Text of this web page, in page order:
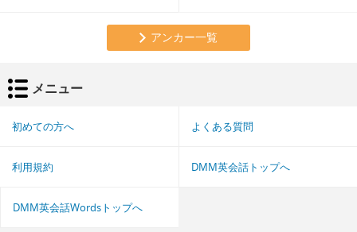
アンカー一覧
メニュー
初めての方へ よくある質問
利用規約 DMM英会話トップへ
DMM英会話Wordsトップへ